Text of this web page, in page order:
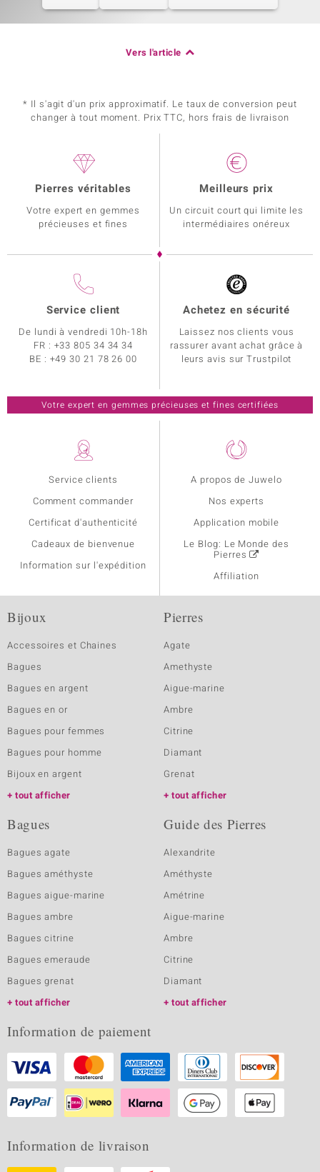
Vers l'article
* Il s'agit d'un prix approximatif. Le taux de conversion peut
changer à tout moment. Prix TTC, hors frais de livraison
Service clients
Comment commander
Certificat d'authenticité
Cadeaux de bienvenue
Information sur l'expédition
A propos de Juwelo
Nos experts
Application mobile
Le Blog: Le Monde des
Pierres
Affiliation
Pierres véritables
Votre expert en gemmes
précieuses et fines
Meilleurs prix
Un circuit court qui limite les
intermédiaires onéreux
Service client
De lundi à vendredi 10h-18h
FR : +33 805 34 34 34
BE : +49 30 21 78 26 00
Achetez en sécurité
Laissez nos clients vous
rassurer avant achat grâce à
leurs avis sur Trustpilot
Votre expert en gemmes précieuses et fines certifiées
Bijoux
Accessoires et Chaines
Bagues
Bagues en argent
Bagues en or
Bagues pour femmes
Bagues pour homme
Bijoux en argent
tout afficher
Pierres
Agate
Amethyste
Aigue-marine
Ambre
Citrine
Diamant
Grenat
tout afficher
Bagues
Bagues agate
Bagues améthyste
Bagues aigue-marine
Bagues ambre
Bagues citrine
Bagues emeraude
Bagues grenat
tout afficher
Guide des Pierres
Alexandrite
Améthyste
Amétrine
Aigue-marine
Ambre
Citrine
Diamant
tout afficher
Information de paiement
Information de livraison